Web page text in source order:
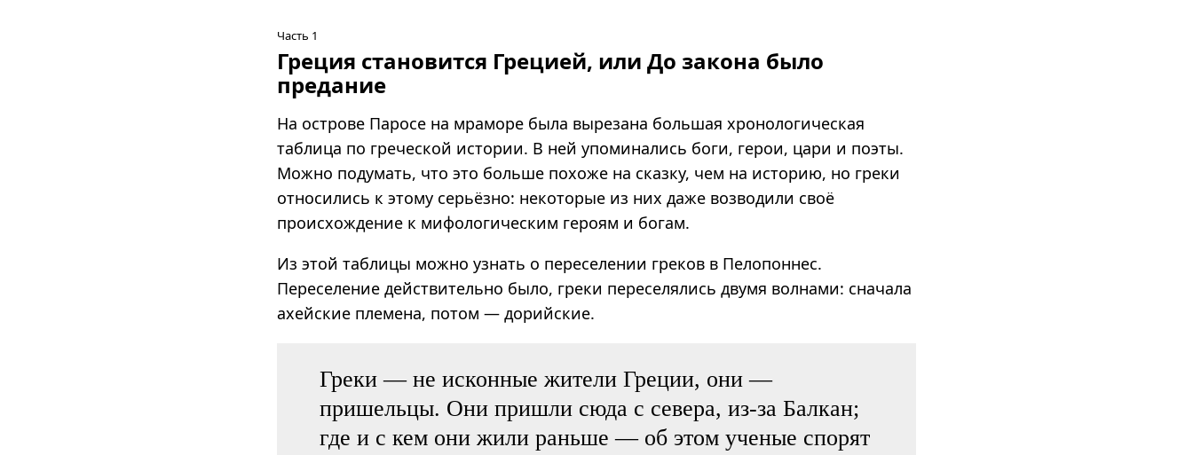
Часть 1
Греция становится Грецией, или До закона было
предание
На острове Паросе на мраморе была вырезана большая хроноло­гическая
таблица по греческой истории. В ней упоминались боги, герои, цари и поэты.
Можно подумать, что это больше похоже на сказку, чем на историю, но греки
относились к этому серьёзно: некоторые из них даже возводили своё
происхождение к мифологическим героям и богам.
Из этой таблицы можно узнать о переселении греков в Пелопоннес.
Переселение действительно было, греки переселялись двумя волнами: сначала
ахейские племена, потом — дорийские.
Греки — не исконные жители Греции, они —
пришельцы. Они пришли сюда с севера, из-за Балкан;
где и с кем они жили раньше — об этом ученые спорят